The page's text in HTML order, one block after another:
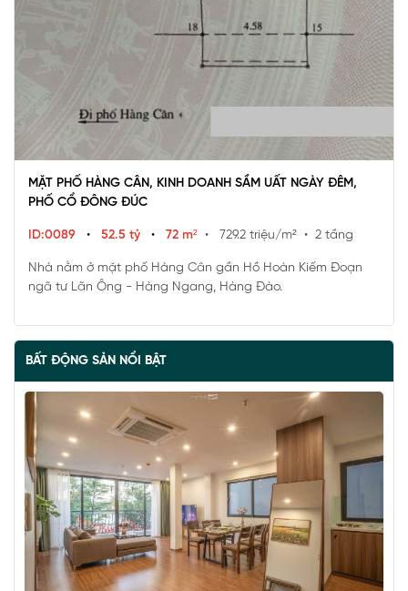
MẶT PHỐ HÀNG CÂN, KINH DOANH SẦM UẤT NGÀY ĐÊM,
PHỐ CỔ ĐÔNG ĐÚC
ID:0089 • 52.5 tỷ • 72 m² • 729.2 triệu/m² • 2 tầng
Nhà nằm ở mặt phố Hàng Cân gần Hồ Hoàn Kiếm Đoạn
ngã tư Lãn Ông - Hàng Ngang, Hàng Đào.
BẤT ĐỘNG SẢN NỔI BẬT